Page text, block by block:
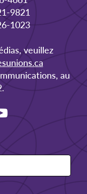
9821
1023
veuillez
au